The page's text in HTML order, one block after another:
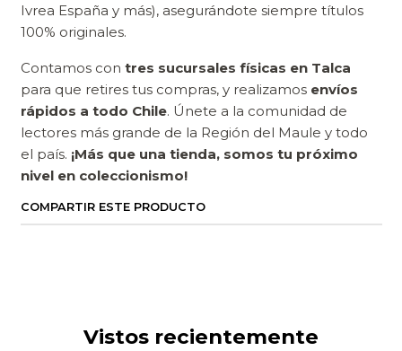
Ivrea España y más), asegurándote siempre títulos
100% originales.
Contamos con tres sucursales físicas en Talca
para que retires tus compras, y realizamos envíos
rápidos a todo Chile. Únete a la comunidad de
lectores más grande de la Región del Maule y todo
el país. ¡Más que una tienda, somos tu próximo
nivel en coleccionismo!
COMPARTIR ESTE PRODUCTO
Vistos recientemente